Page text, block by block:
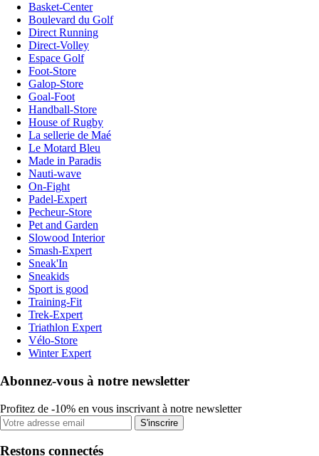
Basket-Center
Boulevard du Golf
Direct Running
Direct-Volley
Espace Golf
Foot-Store
Galop-Store
Goal-Foot
Handball-Store
House of Rugby
La sellerie de Maé
Le Motard Bleu
Made in Paradis
Nauti-wave
On-Fight
Padel-Expert
Pecheur-Store
Pet and Garden
Slowood Interior
Smash-Expert
Sneak'In
Sneakids
Sport is good
Training-Fit
Trek-Expert
Triathlon Expert
Vélo-Store
Winter Expert
Abonnez-vous à notre newsletter
Profitez de -10% en vous inscrivant à notre newsletter
S'inscrire
Restons connectés